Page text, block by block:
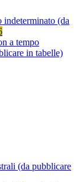
indeterminato (da
a tempo
in tabelle)
(da pubblicare